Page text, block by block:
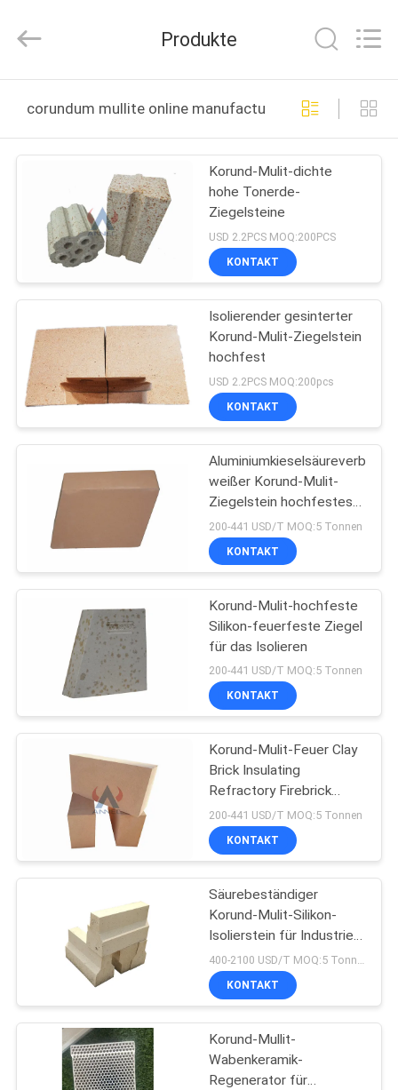
PRODUKTE
ÜBER
WERKSBESICHTIGUNG
QUALITÄTSKONTROLLE
KONTAKT
NEUIGKEITEN
RECHTSSACHEN
SITEMAP
DATENSCHUTZRICHTLINIE
Reserved.
Produkte
corundum mullite online manufacture
Korund-Mulit-dichte
hohe Tonerde-
Ziegelsteine
USD 2.2PCS MOQ:200PCS
KONTAKT
Isolierender gesinterter
Korund-Mulit-Ziegelstein
hochfest
USD 2.2PCS MOQ:200pcs
KONTAKT
weißer Korund-Mulit-
Ziegelstein hochfestes
1150C 1250C
200-441 USD/T MOQ:5 Tonnen
KONTAKT
Korund-Mulit-hochfeste
Silikon-feuerfeste Ziegel
für das Isolieren
200-441 USD/T MOQ:5 Tonnen
KONTAKT
Korund-Mulit-Feuer Clay
Brick Insulating
Refractory Firebrick
Soems dünnes
200-441 USD/T MOQ:5 Tonnen
KONTAKT
Säurebeständiger
Korund-Mulit-Silikon-
Isolierstein für Industrie-
Ofen
KONTAKT
Korund-Mullit-
Wabenkeramik-
Regenerator für